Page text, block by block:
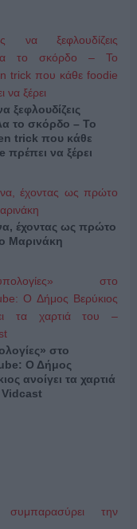
ξεφλουδίζεις
το σκόρδο – Το
trick που κάθε
πρέπει να ξέρει
έχοντας ως πρώτο
Μαρινάκη
στο
Ο Δήμος
ανοίγει τα χαρτιά
Vidcast